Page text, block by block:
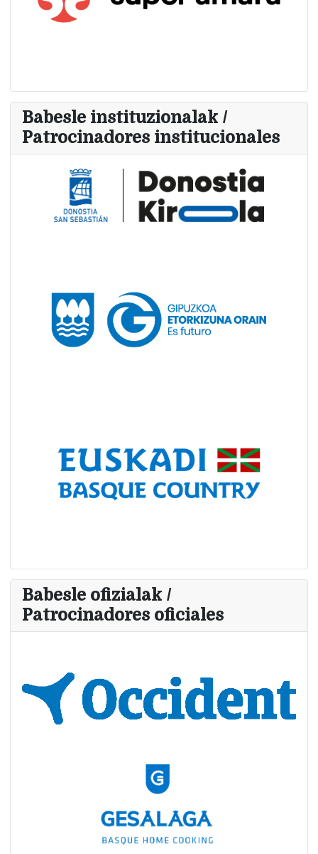
Babesle instituzionalak /
Patrocinadores institucionales
Babesle ofizialak /
Patrocinadores oficiales